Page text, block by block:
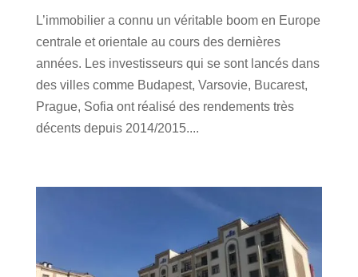
L’immobilier a connu un véritable boom en Europe
centrale et orientale au cours des dernières
années. Les investisseurs qui se sont lancés dans
des villes comme Budapest, Varsovie, Bucarest,
Prague, Sofia ont réalisé des rendements très
décents depuis 2014/2015....